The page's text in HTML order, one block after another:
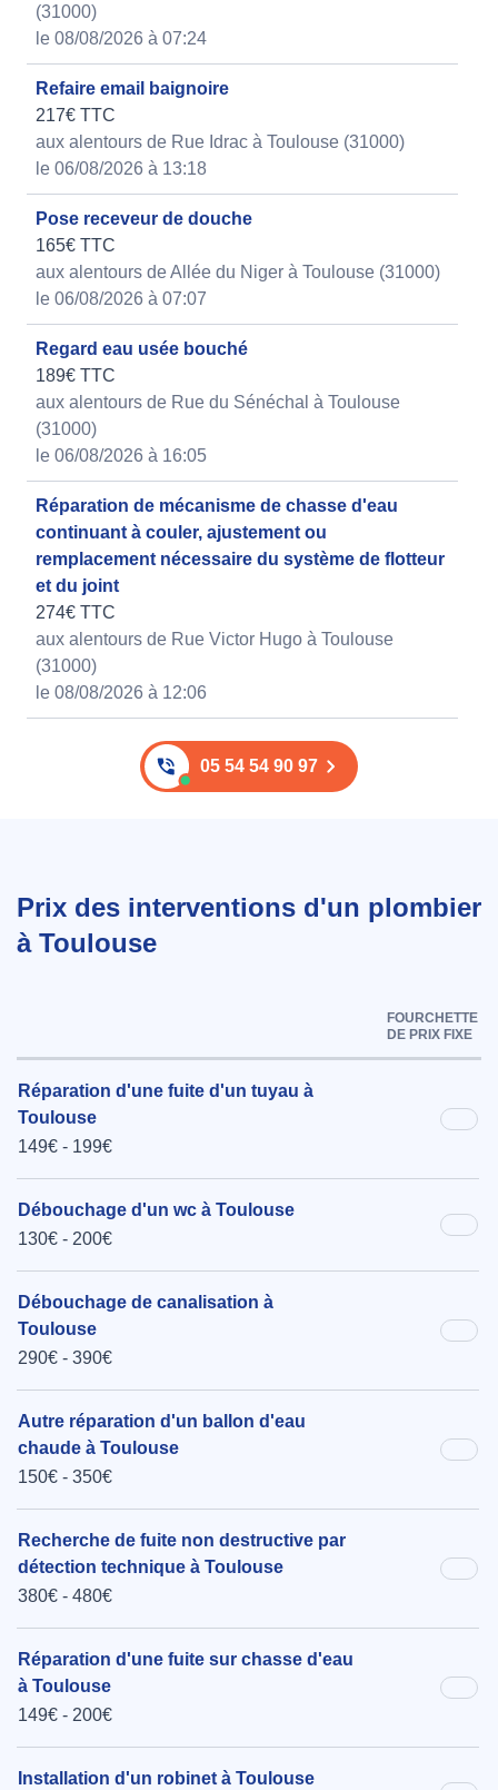
(31000)
le 08/08/2026 à 07:24
Refaire email baignoire
217€ TTC
aux alentours de Rue Idrac à Toulouse (31000)
le 06/08/2026 à 13:18
Pose receveur de douche
165€ TTC
aux alentours de Allée du Niger à Toulouse (31000)
le 06/08/2026 à 07:07
Regard eau usée bouché
189€ TTC
aux alentours de Rue du Sénéchal à Toulouse
(31000)
le 06/08/2026 à 16:05
Réparation de mécanisme de chasse d'eau
continuant à couler, ajustement ou
remplacement nécessaire du système de flotteur
et du joint
274€ TTC
aux alentours de Rue Victor Hugo à Toulouse
(31000)
le 08/08/2026 à 12:06
05 54 54 90 97
Prix des interventions d'un plombier
à Toulouse
FOURCHETTE
DE PRIX FIXE
Réparation d'une fuite d'un tuyau à
Toulouse
149€ - 199€
Débouchage d'un wc à Toulouse
130€ - 200€
Débouchage de canalisation à
Toulouse
290€ - 390€
Autre réparation d'un ballon d'eau
chaude à Toulouse
150€ - 350€
Recherche de fuite non destructive par
détection technique à Toulouse
380€ - 480€
Réparation d'une fuite sur chasse d'eau
à Toulouse
149€ - 200€
Installation d'un robinet à Toulouse